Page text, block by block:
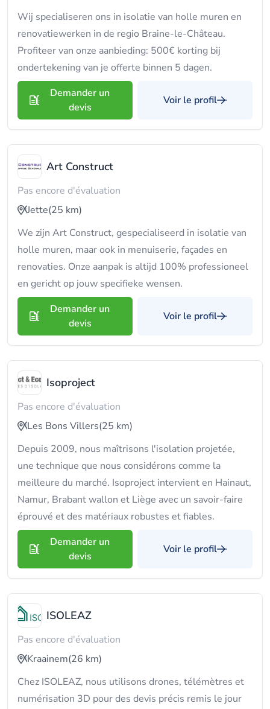
Wij specialiseren ons in isolatie van holle muren en
renovatiewerken in de regio Braine-le-Château.
Profiteer van onze aanbieding: 500€ korting bij
ondertekening van je offerte binnen 5 dagen.
Demander un
devis
Voir le profil
Art Construct
Pas encore d'évaluation
Jette(25 km)
We zijn Art Construct, gespecialiseerd in isolatie van
holle muren, maar ook in menuiserie, façades en
renovaties. Onze aanpak is altijd 100% professioneel
en gericht op jouw specifieke wensen.
Demander un
devis
Voir le profil
Isoproject
Pas encore d'évaluation
Les Bons Villers(25 km)
Depuis 2009, nous maîtrisons l'isolation projetée,
une technique que nous considérons comme la
meilleure du marché. Isoproject intervient en Hainaut,
Namur, Brabant wallon et Liège avec un savoir-faire
éprouvé et des matériaux robustes et fiables.
Demander un
devis
Voir le profil
ISOLEAZ
Pas encore d'évaluation
Kraainem(26 km)
Chez ISOLEAZ, nous utilisons drones, télémètres et
numérisation 3D pour des devis précis remis le jour